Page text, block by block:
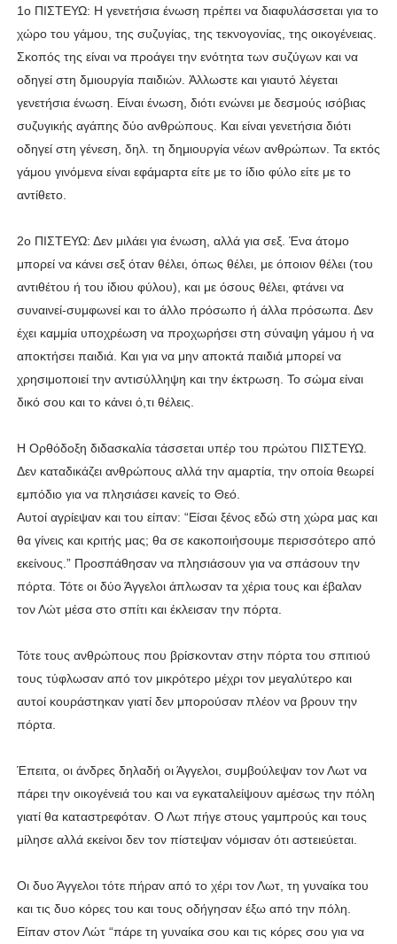
1ο ΠΙΣΤΕΥΩ: Η γενετήσια ένωση πρέπει να διαφυλάσσεται για το
χώρο του γάμου, της συζυγίας, της τεκνογονίας, της οικογένειας.
Σκοπός της είναι να προάγει την ενότητα των συζύγων και να
οδηγεί στη δμιουργία παιδιών. Ἀλλωστε και γιαυτό λέγεται
γενετήσια ένωση. Είναι ένωση, διότι ενώνει με δεσμούς ισόβιας
συζυγικής αγάπης δύο ανθρώπους. Και είναι γενετήσια διότι
οδηγεί στη γένεση, δηλ. τη δημιουργία νέων ανθρώπων. Τα εκτός
γάμου γινόμενα είναι εφάμαρτα είτε με το ίδιο φύλο είτε με το
αντίθετο.
2ο ΠΙΣΤΕΥΩ: Δεν μιλάει για ένωση, αλλά για σεξ. Ένα άτομο
μπορεί να κάνει σεξ όταν θέλει, όπως θέλει, με όποιον θέλει (του
αντιθέτου ή του ίδιου φύλου), και με όσους θέλει, φτάνει να
συναινεί-συμφωνεί και το άλλο πρόσωπο ή άλλα πρόσωπα. Δεν
έχει καμμία υποχρέωση να προχωρήσει στη σύναψη γάμου ή να
αποκτήσει παιδιά. Και για να μην αποκτά παιδιά μπορεί να
χρησιμοποιεί την αντισύλληψη και την έκτρωση. Το σώμα είναι
δικό σου και το κάνει ό,τι θέλεις.
Η Ορθόδοξη διδασκαλία τάσσεται υπέρ του πρώτου ΠΙΣΤΕΥΩ.
Δεν καταδικάζει ανθρώπους αλλά την αμαρτία, την οποία θεωρεί
εμπόδιο για να πλησιάσει κανείς το Θεό.
Αυτοί αγρίεψαν και του είπαν: “Eίσαι ξένος εδώ στη χώρα μας και
θα γίνεις και κριτής μας; θα σε κακοποιήσουμε περισσότερο από
εκείνους.” Προσπάθησαν να πλησιάσουν για να σπάσουν την
πόρτα. Τότε οι δύο Άγγελοι άπλωσαν τα χέρια τους και έβαλαν
τον Λώτ μέσα στο σπίτι και έκλεισαν την πόρτα.
Τότε τους ανθρώπους που βρίσκονταν στην πόρτα του σπιτιού
τους τύφλωσαν από τον μικρότερο μέχρι τον μεγαλύτερο και
αυτοί κουράστηκαν γιατί δεν μπορούσαν πλέον να βρουν την
πόρτα.
Έπειτα, οι άνδρες δηλαδή οι Άγγελοι, συμβούλεψαν τον Λωτ να
πάρει την οικογένειά του και να εγκαταλείψουν αμέσως την πόλη
γιατί θα καταστρεφόταν. Ο Λωτ πήγε στους γαμπρούς και τους
μίλησε αλλά εκείνοι δεν τον πίστεψαν νόμισαν ότι αστειεύεται.
Οι δυο Άγγελοι τότε πήραν από το χέρι τον Λωτ, τη γυναίκα του
και τις δυο κόρες του και τους οδήγησαν έξω από την πόλη.
Είπαν στον Λώτ “πάρε τη γυναίκα σου και τις κόρες σου για να